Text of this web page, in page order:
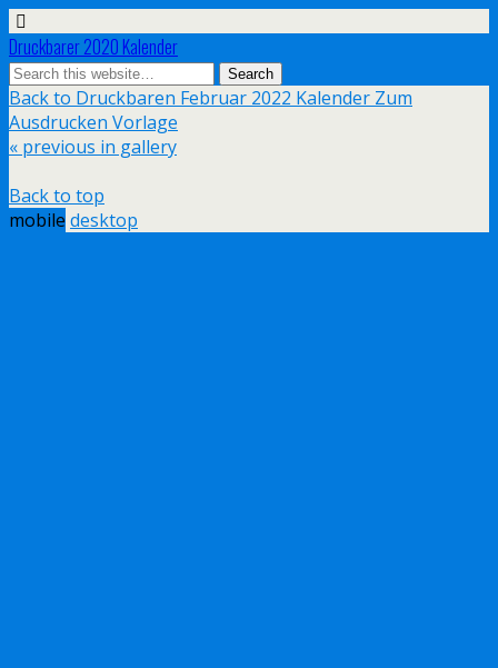
Druckbarer 2020 Kalender
Back to Druckbaren Februar 2022 Kalender Zum
Ausdrucken Vorlage
« previous in gallery
Back to top
mobile desktop